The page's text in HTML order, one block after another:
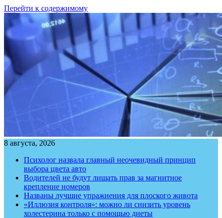
Перейти к содержимому
8 августа, 2026
Психолог назвала главный неочевидный принцип
выбора цвета авто
Водителей не будут лишать прав за магнитное
крепление номеров
Названы лучшие упражнения для плоского живота
«Иллюзия контроля»: можно ли снизить уровень
холестерина только с помощью диеты